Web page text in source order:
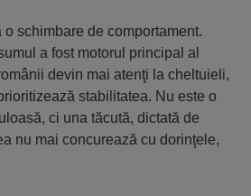
o schimbare de comportament.
a fost motorul principal al
devin mai atenţi la cheltuieli,
stabilitatea. Nu este o
ci una tăcută, dictată de
nu mai concurează cu dorinţele,